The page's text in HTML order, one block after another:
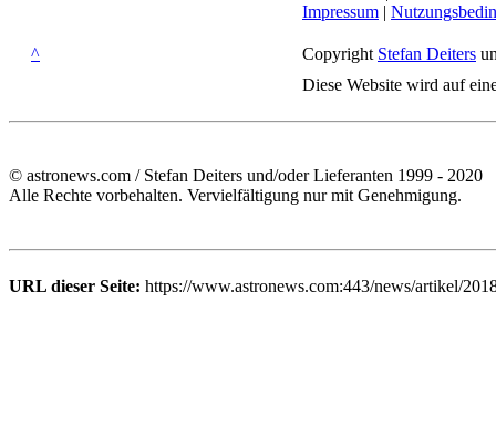
Impressum |
^ Copyright Stefan Deiters
Diese Website wird auf
© astronews.com / Stefan Deiters und/oder Lieferanten 1999 - 2020
Alle Rechte vorbehalten. Vervielfältigung nur mit Genehmigung.
URL dieser Seite: https://www.astronews.com:443/news/artikel/